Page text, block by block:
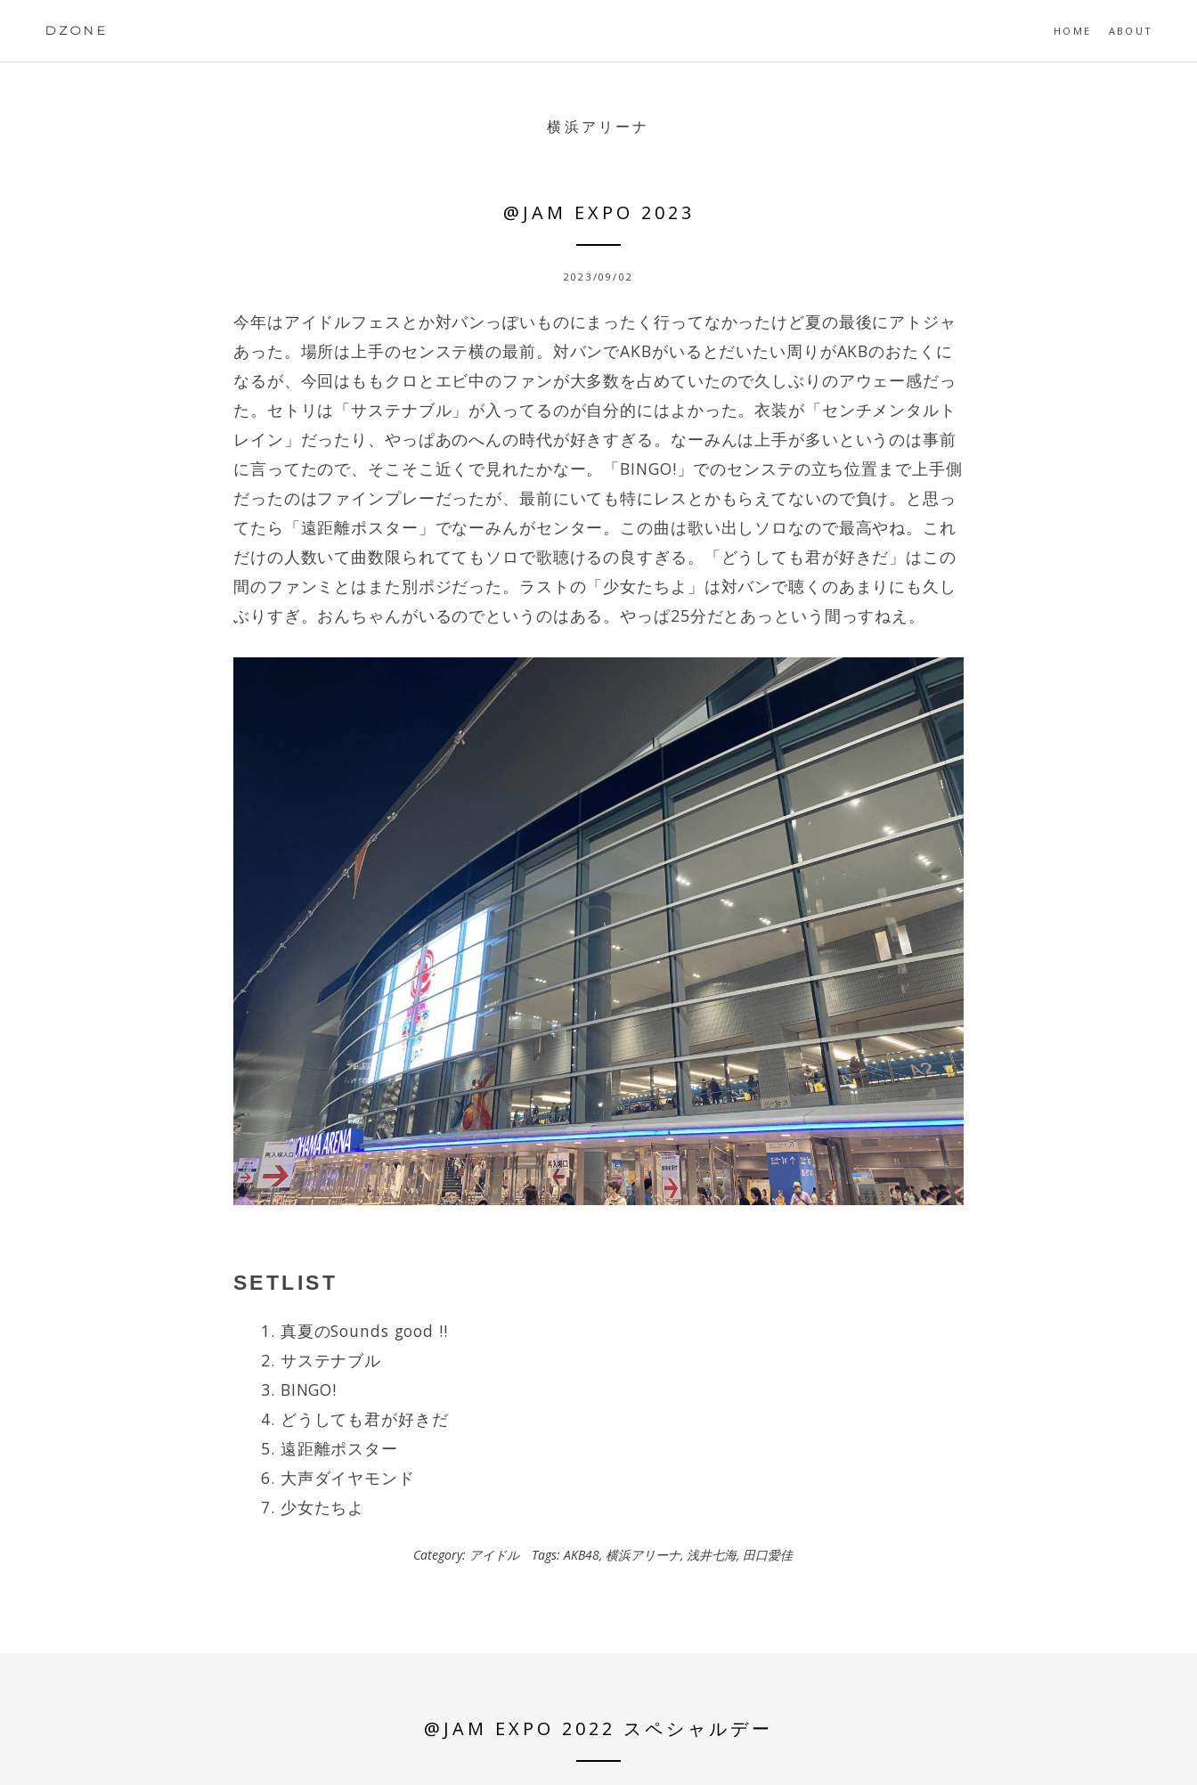
DZONE HOME ABOUT
横浜アリーナ
@JAM EXPO 2023
2023/09/02
今年はアイドルフェスとか対バンっぽいものにまったく行ってなかったけど夏の最後にアトジャ
あった。場所は上手のセンステ横の最前。対バンでAKBがいるとだいたい周りがAKBのおたくに
なるが、今回はももクロとエビ中のファンが大多数を占めていたので久しぶりのアウェー感だっ
た。セトリは「サステナブル」が入ってるのが自分的にはよかった。衣装が「センチメンタルト
レイン」だったり、やっぱあのへんの時代が好きすぎる。なーみんは上手が多いというのは事前
に言ってたので、そこそこ近くで見れたかなー。「BINGO!」でのセンステの立ち位置まで上手側
だったのはファインプレーだったが、最前にいても特にレスとかもらえてないので負け。と思っ
てたら「遠距離ポスター」でなーみんがセンター。この曲は歌い出しソロなので最高やね。これ
だけの人数いて曲数限られててもソロで歌聴けるの良すぎる。「どうしても君が好きだ」はこの
間のファンミとはまた別ポジだった。ラストの「少女たちよ」は対バンで聴くのあまりにも久し
ぶりすぎ。おんちゃんがいるのでというのはある。やっぱ25分だとあっという間っすねえ。
SETLIST
真夏のSounds good !!
サステナブル
BINGO!
どうしても君が好きだ
遠距離ポスター
大声ダイヤモンド
少女たちよ
Category: アイドル Tags:AKB48, 横浜アリーナ, 浅井七海, 田口愛佳
@JAM EXPO 2022 スペシャルデー